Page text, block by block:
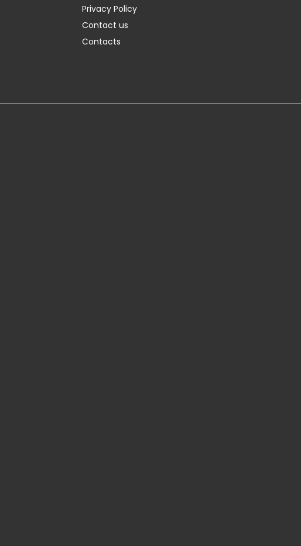
Privacy Policy
Contact us
Contacts